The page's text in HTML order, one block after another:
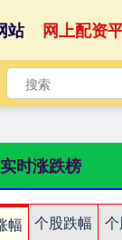
站 网上配资
时涨跌榜
幅 个股跌幅